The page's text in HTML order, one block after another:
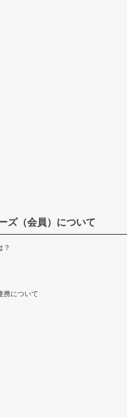
ズ（会員）について
？
携について